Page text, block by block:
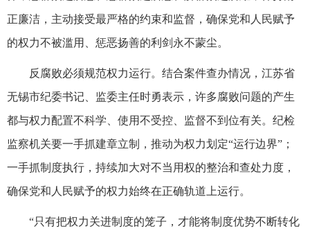
正廉洁，主动接受最严格的约束和监督，确保党和人民赋予
的权力不被滥用、惩恶扬善的利剑永不蒙尘。
反腐败必须规范权力运行。结合案件查办情况，江苏省
无锡市纪委书记、监委主任时勇表示，许多腐败问题的产生
都与权力配置不科学、使用不受控、监督不到位有关。纪检
监察机关要一手抓建章立制，推动为权力划定“运行边界”；
一手抓制度执行，持续加大对不当用权的整治和查处力度，
确保党和人民赋予的权力始终在正确轨道上运行。
“只有把权力关进制度的笼子，才能将制度优势不断转化